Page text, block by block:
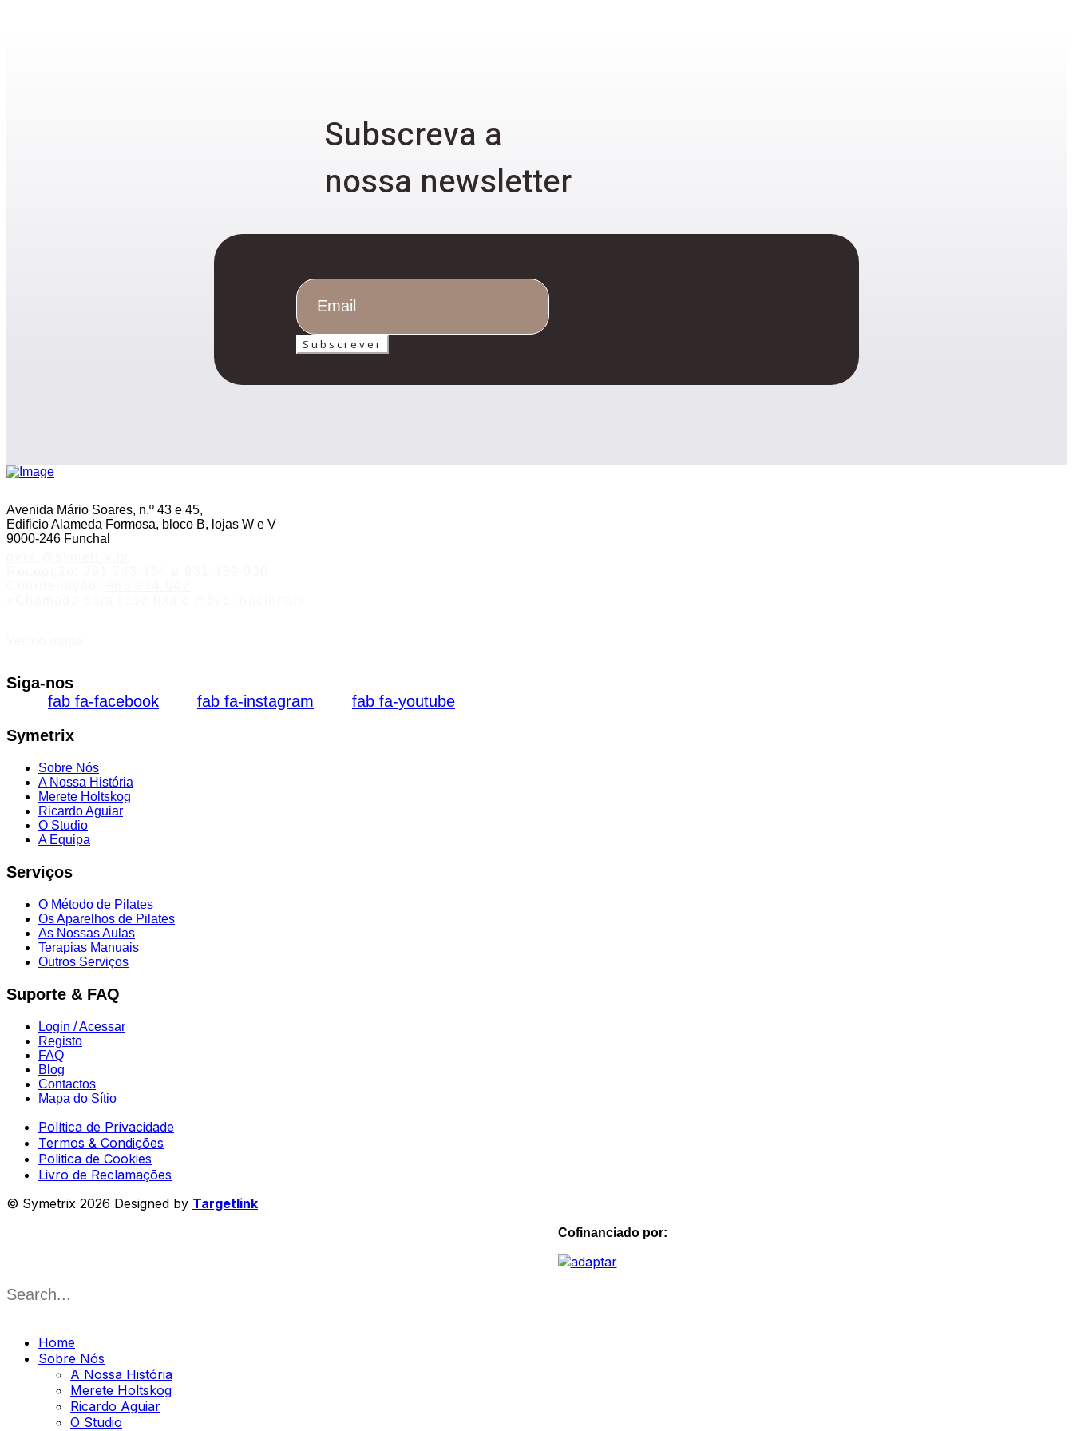
Subscreva a
nossa newsletter
Subscrever
Avenida Mário Soares, n.º 43 e 45,
Edificio Alameda Formosa, bloco B, lojas W e V
9000-246 Funchal
Siga-nos
fab fa-facebook
fab fa-instagram
fab fa-youtube
Symetrix
Sobre Nós
A Nossa História
Merete Holtskog
Ricardo Aguiar
O Studio
A Equipa
Serviços
O Método de Pilates
Os Aparelhos de Pilates
As Nossas Aulas
Terapias Manuais
Outros Serviços
Suporte & FAQ
Login / Acessar
Registo
FAQ
Blog
Contactos
Mapa do Sítio
Política de Privacidade
Termos & Condições
Politica de Cookies
Livro de Reclamações
© Symetrix 2026 Designed by Targetlink
Cofinanciado por:
Home
Sobre Nós
A Nossa História
Merete Holtskog
Ricardo Aguiar
O Studio